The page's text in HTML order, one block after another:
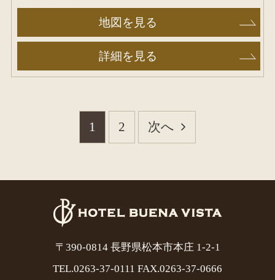
地図を見る
詳細を見る
1 2 次へ
〒390-0814 長野県松本市本庄 1-2-1
TEL.0263-37-0111 FAX.0263-37-0666